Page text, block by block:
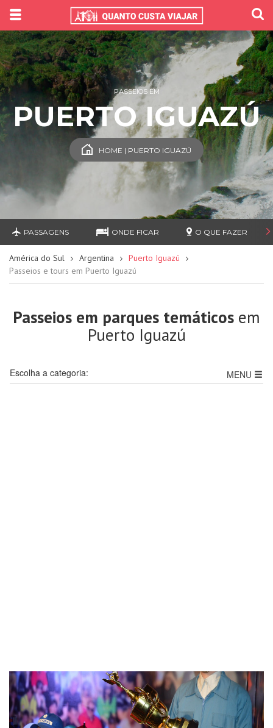
PASSEIOS EM
PUERTO IGUAZÚ
HOME | PUERTO IGUAZÚ
PASSAGENS ONDE FICAR O QUE FAZER
América do Sul Argentina
Puerto Iguazú
Passeios e tours em Puerto Iguazú
Passeios em parques temáticos em
Puerto Iguazú
MENU
Escolha a categoria: